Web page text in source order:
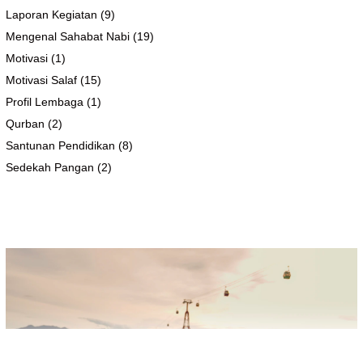
Laporan Kegiatan (9)
Mengenal Sahabat Nabi (19)
Motivasi (1)
Motivasi Salaf (15)
Profil Lembaga (1)
Qurban (2)
Santunan Pendidikan (8)
Sedekah Pangan (2)